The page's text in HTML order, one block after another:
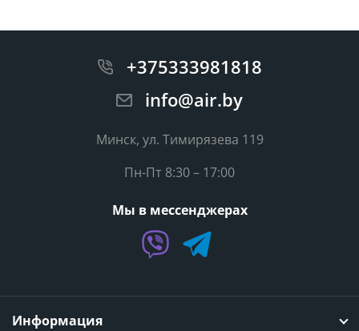
+375333981818
info@air.by
Минск, ул. Тимирязева 119
Пн-Пт 8:30 – 17:00
Мы в мессенджерах
Информация